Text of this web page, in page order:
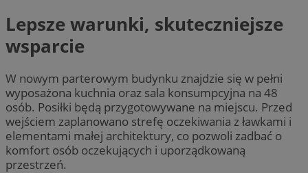
Lepsze warunki, skuteczniejsze
wsparcie
W nowym parterowym budynku znajdzie się w pełni
wyposażona kuchnia oraz sala konsumpcyjna na 48
osób. Posiłki będą przygotowywane na miejscu. Przed
wejściem zaplanowano strefę oczekiwania z ławkami i
elementami małej architektury, co pozwoli zadbać o
komfort osób oczekujących i uporządkowaną
przestrzeń.